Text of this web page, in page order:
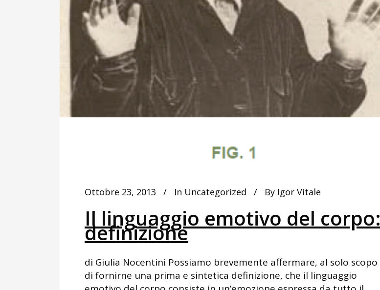
Ottobre 23, 2013 In Uncategorized By Igor Vitale
Il linguaggio emotivo del corpo:
definizione
di Giulia Nocentini Possiamo brevemente affermare, al solo scopo
di fornirne una prima e sintetica definizione, che il linguaggio